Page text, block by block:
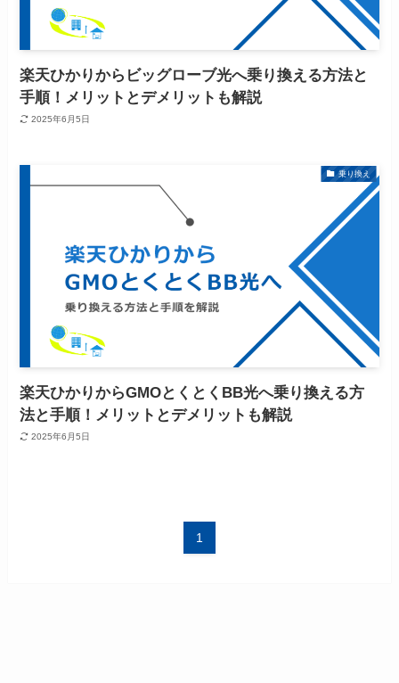
楽天ひかりからビッグローブ光へ乗り換える方法と
手順！メリットとデメリットも解説
2025年6月5日
乗り換え
楽天ひかりからGMOとくとくBB光へ乗り換える方
法と手順！メリットとデメリットも解説
2025年6月5日
1